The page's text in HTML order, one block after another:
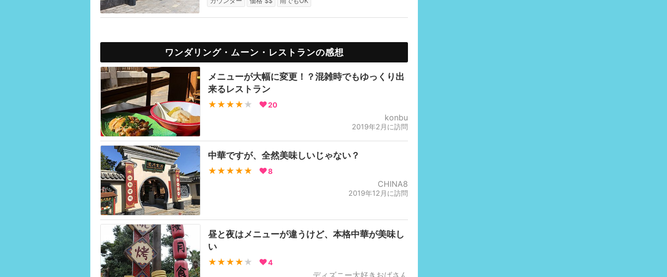
ワンダリング・ムーン・レストランの感想
メニューが大幅に変更！？混雑時でもゆっくり出
来るレストラン
★★★★ ★ 20
konbu
2019年2月に訪問
中華ですが、全然美味しいじゃない？
★★★★★ 8
CHINA8
2019年12月に訪問
昼と夜はメニューが違うけど、本格中華が美味し
い
★★★★ ★ 4
ディズニー大好きおばさん